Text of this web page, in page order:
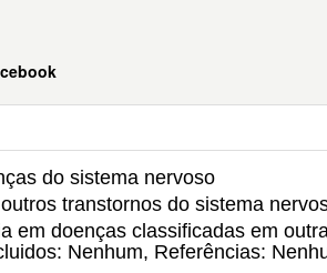
do sistema nervoso
transtornos do sistema
em doenças classificadas em
Nenhum, Referências: